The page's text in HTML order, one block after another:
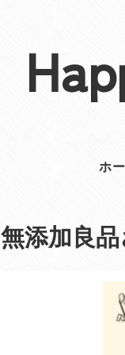
ホ
無添加良